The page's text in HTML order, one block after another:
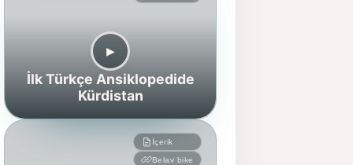
▶︎
İlk Türkçe Ansiklopedide
Kürdistan
İçerik
Belav bike